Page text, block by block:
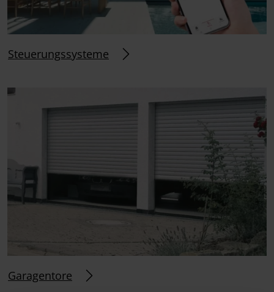
Steuerungssysteme
Garagentore